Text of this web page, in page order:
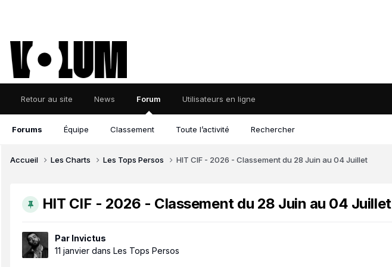
Retour au site News Forum
Forums Équipe Classement Toute l’activité Rechercher
Utilisateurs en ligne
Accueil Les Charts Les Tops Persos HIT CIF - 2026 - Classement du 28 Juin au 04 Juillet
HIT CIF - 2026 - Classement du 28 Juin au 04 Juillet
Par Invictus
11 janvier dans Les Tops Persos